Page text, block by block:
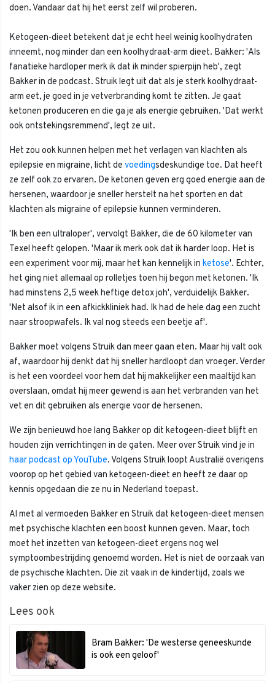
doen. Vandaar dat hij het eerst zelf wil proberen.
Ketogeen-dieet betekent dat je echt heel weinig koolhydraten
inneemt, nog minder dan een koolhydraat-arm dieet. Bakker: 'Als
fanatieke hardloper merk ik dat ik minder spierpijn heb', zegt
Bakker in de podcast. Struik legt uit dat als je sterk koolhydraat-
arm eet, je goed in je vetverbranding komt te zitten. Je gaat
ketonen produceren en die ga je als energie gebruiken. 'Dat werkt
ook ontstekingsremmend', legt ze uit.
Het zou ook kunnen helpen met het verlagen van klachten als
epilepsie en migraine, licht de voedingsdeskundige toe. Dat heeft
ze zelf ook zo ervaren. De ketonen geven erg goed energie aan de
hersenen, waardoor je sneller herstelt na het sporten en dat
klachten als migraine of epilepsie kunnen verminderen.
'Ik ben een ultraloper', vervolgt Bakker, die de 60 kilometer van
Texel heeft gelopen. 'Maar ik merk ook dat ik harder loop. Het is
een experiment voor mij, maar het kan kennelijk in ketose'. Echter,
het ging niet allemaal op rolletjes toen hij begon met ketonen. 'Ik
had minstens 2,5 week heftige detox joh', verduidelijk Bakker.
'Net alsof ik in een afkickkliniek had. Ik had de hele dag een zucht
naar stroopwafels. Ik val nog steeds een beetje af'.
Bakker moet volgens Struik dan meer gaan eten. Maar hij valt ook
af, waardoor hij denkt dat hij sneller hardloopt dan vroeger. Verder
is het een voordeel voor hem dat hij makkelijker een maaltijd kan
overslaan, omdat hij meer gewend is aan het verbranden van het
vet en dit gebruiken als energie voor de hersenen.
We zijn benieuwd hoe lang Bakker op dit ketogeen-dieet blijft en
houden zijn verrichtingen in de gaten. Meer over Struik vind je in
haar podcast op YouTube. Volgens Struik loopt Australië overigens
voorop op het gebied van ketogeen-dieet en heeft ze daar op
kennis opgedaan die ze nu in Nederland toepast.
Al met al vermoeden Bakker en Struik dat ketogeen-dieet mensen
met psychische klachten een boost kunnen geven. Maar, toch
moet het inzetten van ketogeen-dieet ergens nog wel
symptoombestrijding genoemd worden. Het is niet de oorzaak van
de psychische klachten. Die zit vaak in de kindertijd, zoals we
vaker zien op deze website.
Lees ook
Bram Bakker: 'De westerse geneeskunde
is ook een geloof'